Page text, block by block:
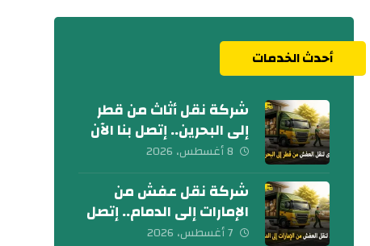
أحدث الخدمات
شركة نقل أثاث من قطر
إلى البحرين.. إتصل بنا الآن
8 أغسطس، 2026
شركة نقل عفش من
الإمارات إلى الدمام.. إتصل
الآن
7 أغسطس، 2026